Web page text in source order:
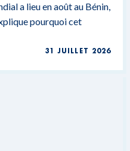
a lieu en août au Bénin,
pourquoi cet
31 JUILLET 2026